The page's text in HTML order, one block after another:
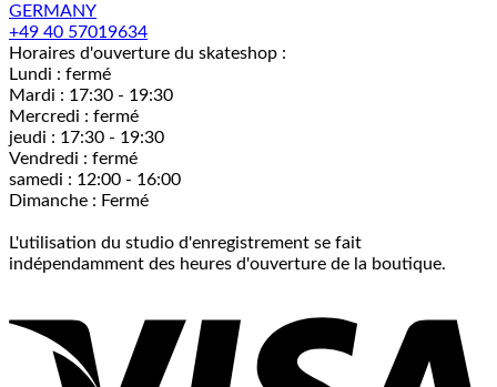
GERMANY
+49 40 57019634
Horaires d'ouverture du skateshop :
Lundi : fermé
Mardi : 17:30 - 19:30
Mercredi : fermé
jeudi : 17:30 - 19:30
Vendredi : fermé
samedi : 12:00 - 16:00
Dimanche : Fermé
L'utilisation du studio d'enregistrement se fait
indépendamment des heures d'ouverture de la boutique.